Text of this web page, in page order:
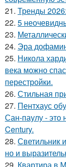
21. Тренды
22. 5
23.
24. Эра
25. Никола
века можно
перестройки.
26. Стильная
27. Пентхаус
Сан-паулу - это
Century.
28. Светильник
но и
29. Квартира в